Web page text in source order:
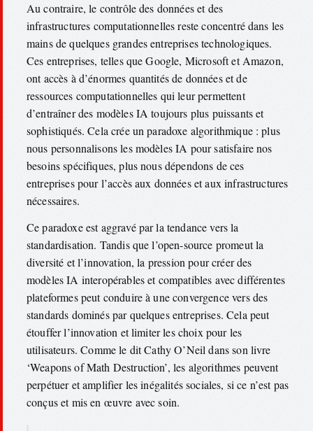
Au contraire, le contrôle des données et des
infrastructures computationnelles reste concentré dans les
mains de quelques grandes entreprises technologiques.
Ces entreprises, telles que Google, Microsoft et Amazon,
ont accès à d’énormes quantités de données et de
ressources computationnelles qui leur permettent
d’entraîner des modèles IA toujours plus puissants et
sophistiqués. Cela crée un paradoxe algorithmique : plus
nous personnalisons les modèles IA pour satisfaire nos
besoins spécifiques, plus nous dépendons de ces
entreprises pour l’accès aux données et aux infrastructures
nécessaires.
Ce paradoxe est aggravé par la tendance vers la
standardisation. Tandis que l’open-source promeut la
diversité et l’innovation, la pression pour créer des
modèles IA interopérables et compatibles avec différentes
plateformes peut conduire à une convergence vers des
standards dominés par quelques entreprises. Cela peut
étouffer l’innovation et limiter les choix pour les
utilisateurs. Comme le dit Cathy O’Neil dans son livre
‘Weapons of Math Destruction’, les algorithmes peuvent
perpétuer et amplifier les inégalités sociales, si ce n’est pas
conçus et mis en œuvre avec soin.